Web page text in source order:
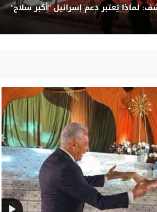
لماذا يُعتبر دعم إسرائيل "أكبر سلاح"